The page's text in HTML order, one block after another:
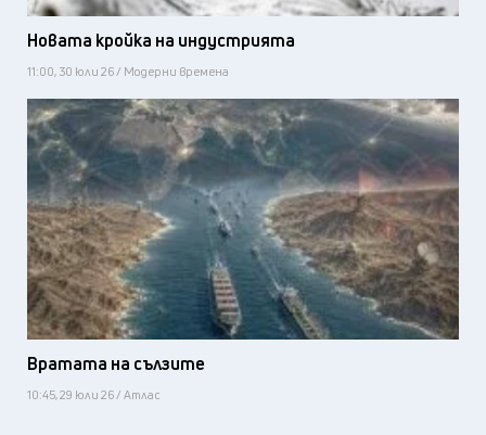
Новата кройка на индустрията
11:00, 30 юли 26 / Модерни времена
Вратата на сълзите
10:45, 29 юли 26 / Атлас